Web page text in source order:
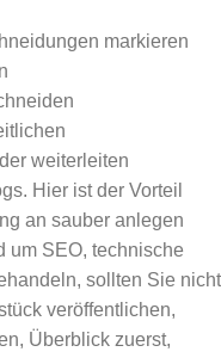
markieren
weiterleiten
Hier ist der Vorteil
an sauber anlegen
um SEO, technische
sollten Sie nicht
veröffentlichen,
Überblick zuerst,